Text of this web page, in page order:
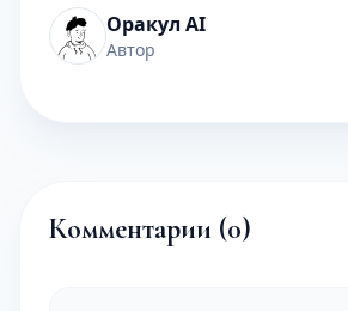
Оракул AI
Автор
Комментарии (0)